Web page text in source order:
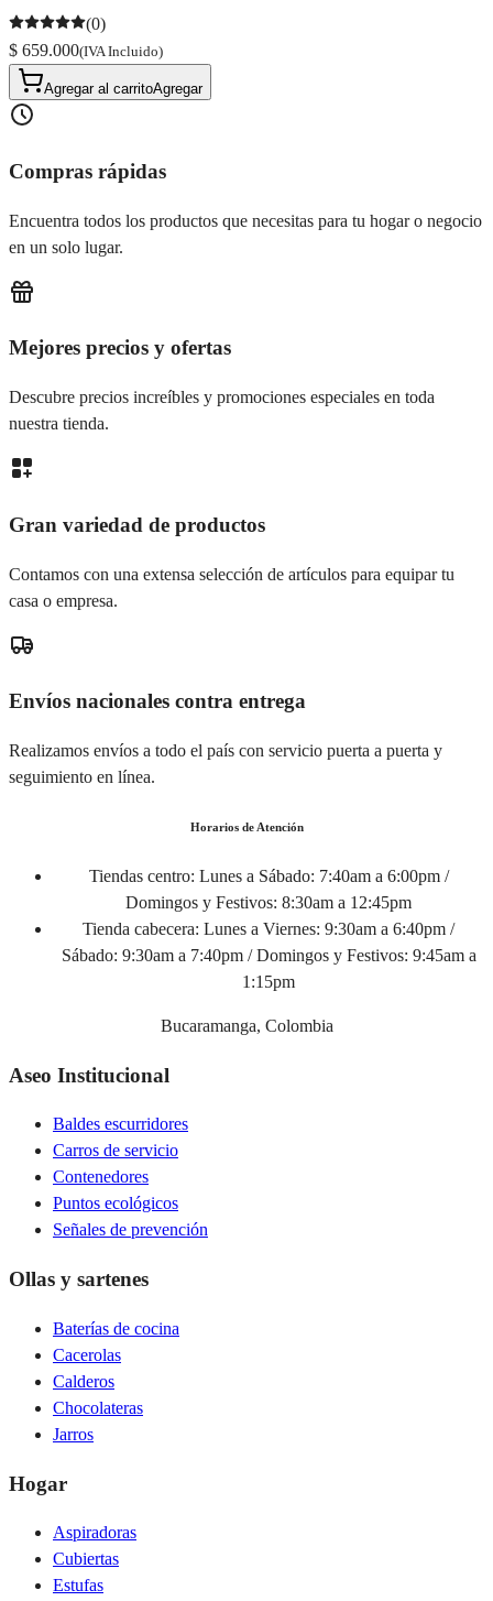
(0)
$ 659.000(IVA Incluido)
Agregar al carritoAgregar
Compras rápidas
Encuentra todos los productos que necesitas para tu hogar o negocio
en un solo lugar.
Mejores precios y ofertas
Descubre precios increíbles y promociones especiales en toda
nuestra tienda.
Gran variedad de productos
Contamos con una extensa selección de artículos para equipar tu
casa o empresa.
Envíos nacionales contra entrega
Realizamos envíos a todo el país con servicio puerta a puerta y
seguimiento en línea.
Horarios de Atención
Tiendas centro: Lunes a Sábado: 7:40am a 6:00pm /
Domingos y Festivos: 8:30am a 12:45pm
Tienda cabecera: Lunes a Viernes: 9:30am a 6:40pm /
Sábado: 9:30am a 7:40pm / Domingos y Festivos: 9:45am a
1:15pm
Bucaramanga, Colombia
Aseo Institucional
Baldes escurridores
Carros de servicio
Contenedores
Puntos ecológicos
Señales de prevención
Ollas y sartenes
Baterías de cocina
Cacerolas
Calderos
Chocolateras
Jarros
Hogar
Aspiradoras
Cubiertas
Estufas